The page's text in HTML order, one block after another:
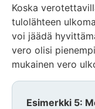
Koska
tulolähteen
voi jäädä
vero olisi
mukainen vero
Esimerkki 5: